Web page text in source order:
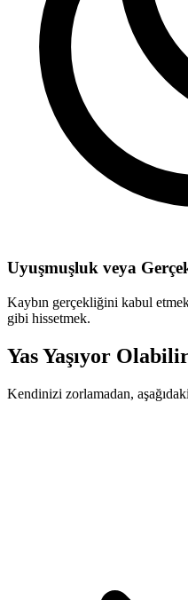
Uyuşmuşluk veya
Kaybın gerçekliğini kabul
gibi hissetmek.
Yas Yaşıyor
Kendinizi zorlamadan,